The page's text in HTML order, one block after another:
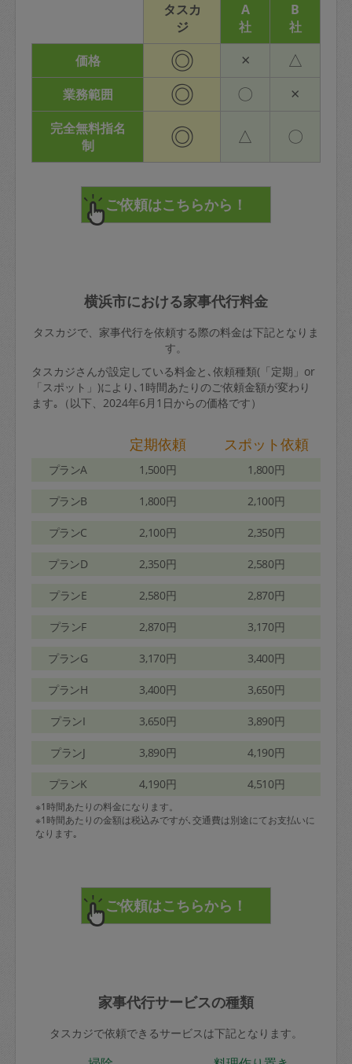
タスカ
ジ
A
社
B
社
価格
◎ × △
業務範囲 ◎ 〇 ×
完全無料指名
制
◎ △ 〇
横浜市における家事代行料金
タスカジで、家事代行を依頼する際の料金は下記となりま
す。
タスカジさんが設定している料金と､依頼種類(「定期」or
「スポット」)により､1時間あたりのご依頼金額が変わり
ます｡（以下、2024年6月1日からの価格です）
定期依頼 スポット依頼
プランA 1,500円 1,800円
プランB 1,800円 2,100円
プランC 2,100円 2,350円
プランD 2,350円 2,580円
プランE 2,580円 2,870円
プランF 2,870円 3,170円
プランG 3,170円 3,400円
プランH 3,400円 3,650円
プランI 3,650円 3,890円
プランJ 3,890円 4,190円
プランK 4,190円 4,510円
※1時間あたりの料金になります。
※1時間あたりの金額は税込みですが､交通費は別途にてお支払いに
なります｡
家事代行サービスの種類
タスカジで依頼できるサービスは下記となります。